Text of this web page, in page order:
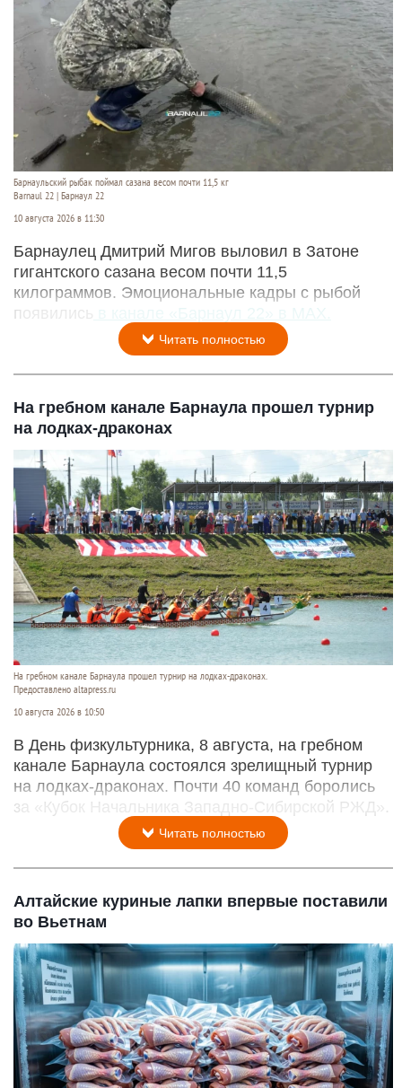
Барнаульский рыбак поймал сазана весом почти 11,5 кг
Barnaul 22 | Барнаул 22
10 августа 2026 в 11:30
Барнаулец Дмитрий Мигов выловил в Затоне
гигантского сазана весом почти 11,5
килограммов. Эмоциональные кадры с рыбой
появились
в канале «Барнаул 22» в MAX.
Читать полностью
На гребном канале Барнаула прошел турнир
на лодках-драконах
На гребном канале Барнаула прошел турнир на лодках-драконах.
Предоставлено altapress.ru
10 августа 2026 в 10:50
В День физкультурника, 8 августа, на гребном
канале Барнаула состоялся зрелищный турнир
на лодках-драконах. Почти 40 команд боролись
за «Кубок Начальника Западно-Сибирской РЖД».
Читать полностью
Алтайские куриные лапки впервые поставили
во Вьетнам